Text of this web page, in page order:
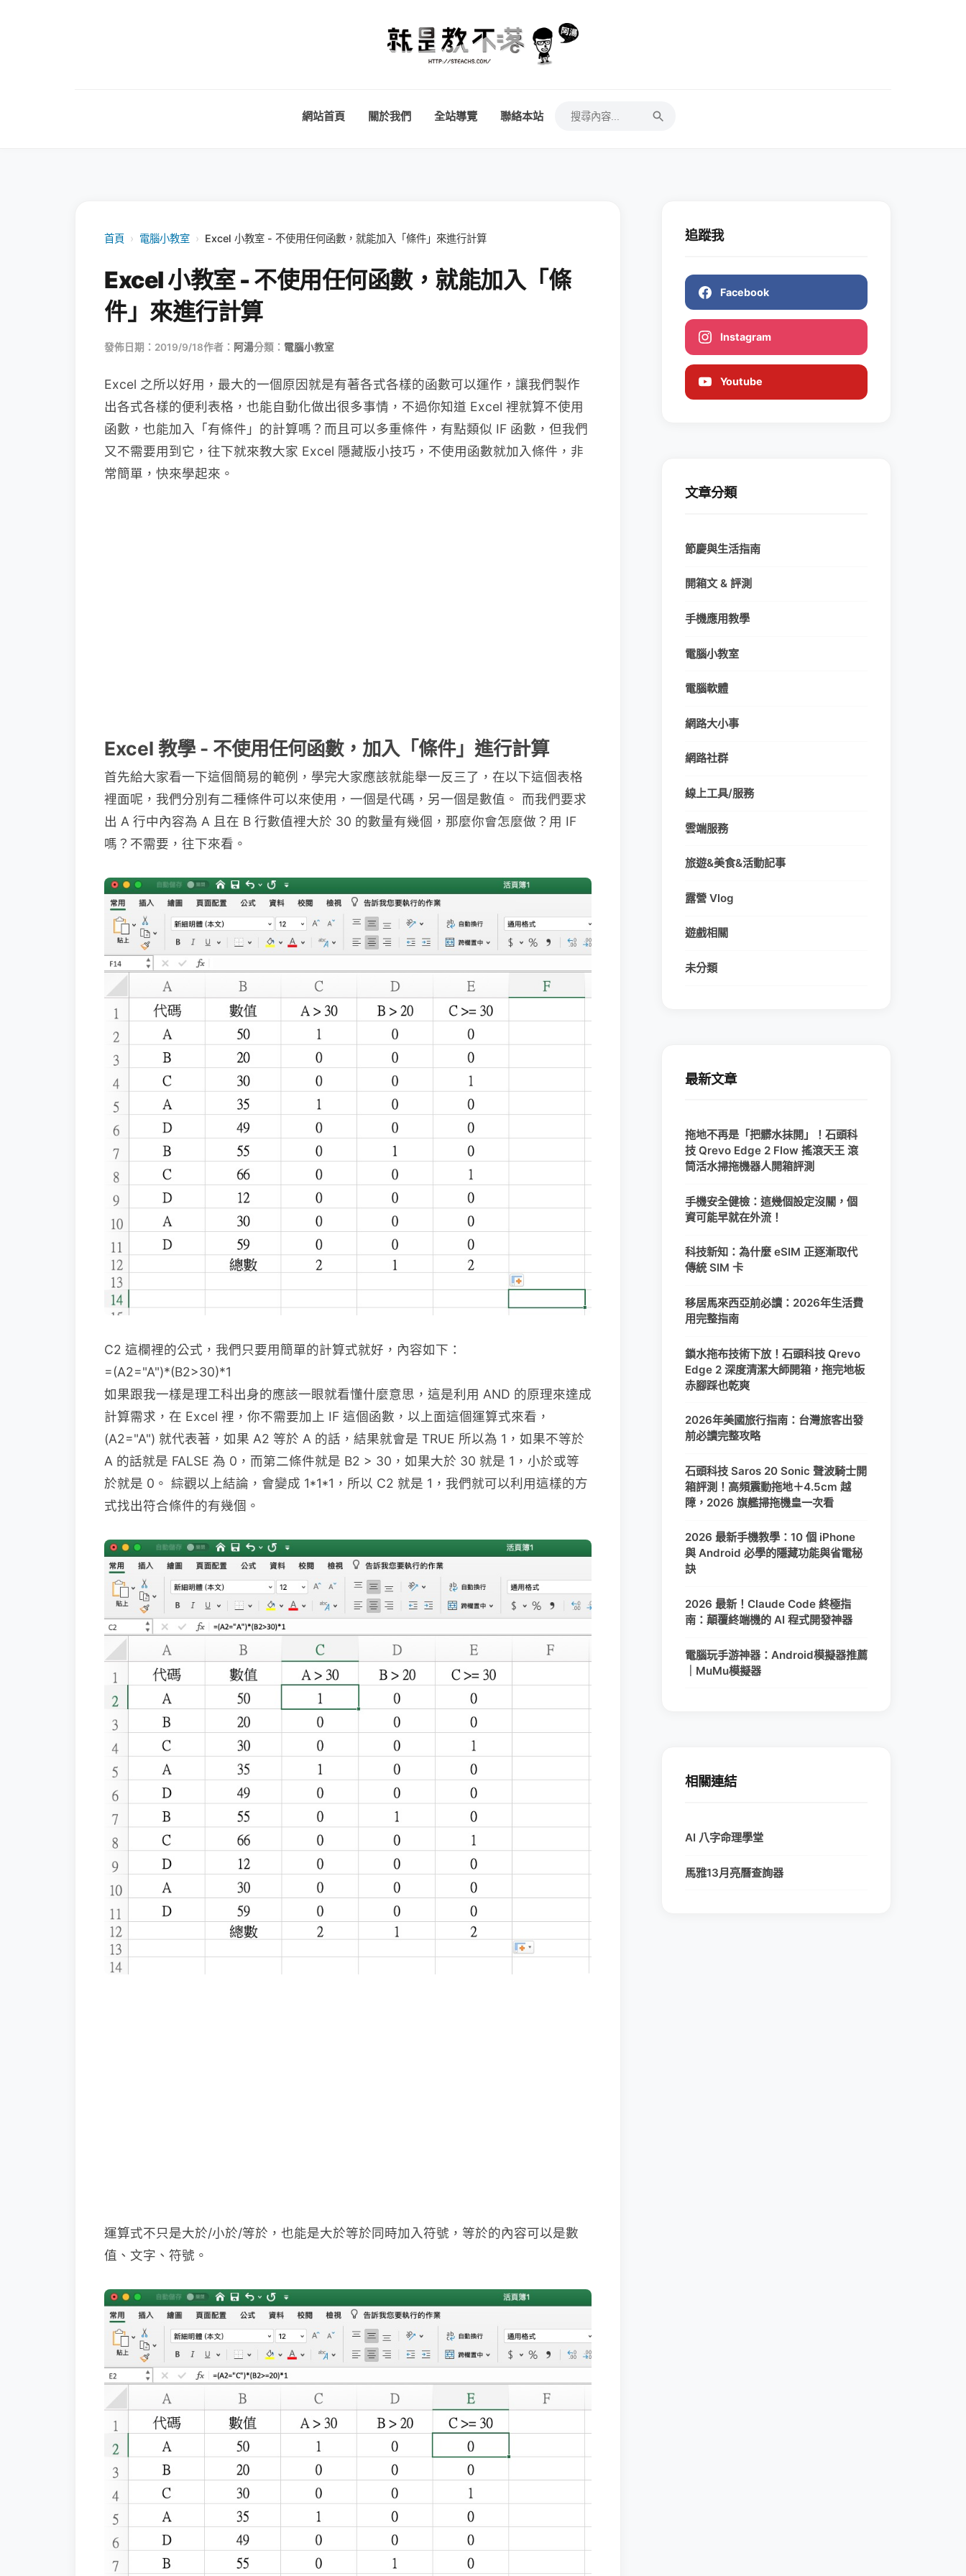
網站首頁 關於我們 全站導覽 聯絡本站
首頁 › 電腦小教室 › Excel 小教室 - 不使用任何函數，就能加入「條件」來進行計算
Excel 小教室 - 不使用任何函數，就能加入「條
件」來進行計算
發佈日期：2019/9/18作者： 阿湯分類： 電腦小教室
Excel 之所以好用，最大的一個原因就是有著各式各樣的函數可以運作，讓我們製作
出各式各樣的便利表格，也能自動化做出很多事情，不過你知道 Excel 裡就算不使用
函數，也能加入「有條件」的計算嗎？而且可以多重條件，有點類似 IF 函數，但我們
又不需要用到它，往下就來教大家 Excel 隱藏版小技巧，不使用函數就加入條件，非
常簡單，快來學起來。
Excel 教學 - 不使用任何函數，加入「條件」進行計算
首先給大家看一下這個簡易的範例，學完大家應該就能舉一反三了，在以下這個表格
裡面呢，我們分別有二種條件可以來使用，一個是代碼，另一個是數值。 而我們要求
出 A 行中內容為 A 且在 B 行數值裡大於 30 的數量有幾個，那麼你會怎麼做？用 IF
嗎？不需要，往下來看。
C2 這欄裡的公式，我們只要用簡單的計算式就好，內容如下：
=(A2="A")*(B2>30)*1
如果跟我一樣是理工科出身的應該一眼就看懂什麼意思，這是利用 AND 的原理來達成
計算需求，在 Excel 裡，你不需要加上 IF 這個函數，以上面這個運算式來看，
(A2="A") 就代表著，如果 A2 等於 A 的話，結果就會是 TRUE 所以為 1，如果不等於
A 的話就是 FALSE 為 0，而第二條件就是 B2 > 30，如果大於 30 就是 1，小於或等
於就是 0。 綜觀以上結論，會變成 1*1*1，所以 C2 就是 1，我們就可以利用這樣的方
式找出符合條件的有幾個。
運算式不只是大於/小於/等於，也能是大於等於同時加入符號，等於的內容可以是數
值、文字、符號。
追蹤我
Facebook
Instagram
Youtube
文章分類
節慶與生活指南
開箱文 & 評測
手機應用教學
電腦小教室
電腦軟體
網路大小事
網路社群
線上工具/服務
雲端服務
旅遊&美食&活動記事
露營 Vlog
遊戲相關
未分類
最新文章
拖地不再是「把髒水抹開」！石頭科
技 Qrevo Edge 2 Flow 搖滾天王 滾
筒活水掃拖機器人開箱評測
手機安全健檢：這幾個設定沒關，個
資可能早就在外流！
科技新知：為什麼 eSIM 正逐漸取代
傳統 SIM 卡
移居馬來西亞前必讀：2026年生活費
用完整指南
鎖水拖布技術下放！石頭科技 Qrevo
Edge 2 深度清潔大師開箱，拖完地板
赤腳踩也乾爽
2026年美國旅行指南：台灣旅客出發
前必讀完整攻略
石頭科技 Saros 20 Sonic 聲波騎士開
箱評測！高頻震動拖地＋4.5cm 越
障，2026 旗艦掃拖機皇一次看
2026 最新手機教學：10 個 iPhone
與 Android 必學的隱藏功能與省電秘
訣
2026 最新！Claude Code 終極指
南：顛覆終端機的 AI 程式開發神器
電腦玩手游神器：Android模擬器推薦
｜MuMu模擬器
相關連結
AI 八字命理學堂
馬雅13月亮曆查詢器